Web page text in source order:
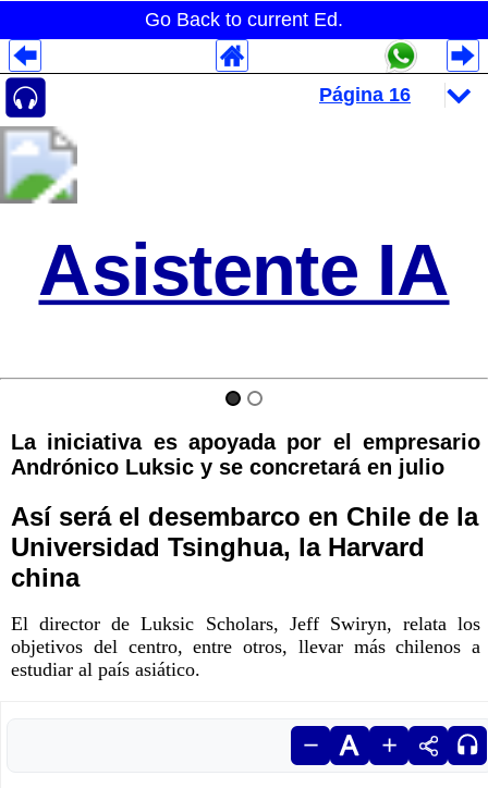
Go Back to current Ed.
Asistente IA
La iniciativa es apoyada por el empresario
Andrónico Luksic y se concretará en julio
Así será el desembarco en Chile de la
Universidad Tsinghua, la Harvard
china
El director de Luksic Scholars, Jeff Swiryn, relata los
objetivos del centro, entre otros, llevar más chilenos a
estudiar al país asiático.
Despliegues Analytics
Despliegues Totales
Despliegues por Rubros